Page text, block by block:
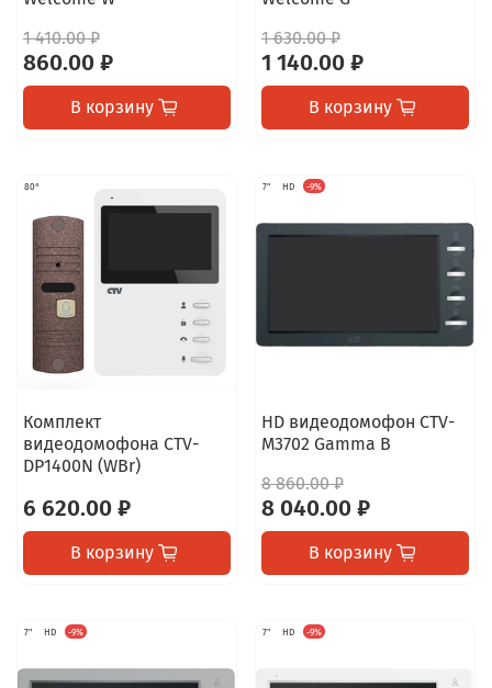
1 410.00 ₽
860.00 ₽
В корзину
1 630.00 ₽
1 140.00 ₽
В корзину
80°
Комплект
видеодомофона CTV-
DP1400N (WBr)
6 620.00 ₽
В корзину
7" HD -9%
HD видеодомофон CTV-
M3702 Gamma B
8 860.00 ₽
8 040.00 ₽
В корзину
7" HD -9% 7" HD -9%